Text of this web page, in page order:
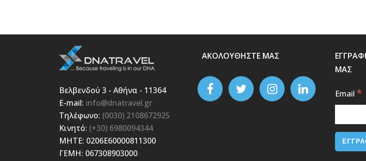
Βελβενδού 3 - Αθήνα - 11364
E-mail: info@dnatravel.gr
Τηλέφωνο: (0030) 2108672925
Κινητό: (+30) 6980094344
ΜΗΤΕ: 0206E60000811300
ΓΕΜΗ: 067308903000
ΑΚΟΛΟΥΘΗΣΤΕ ΜΑΣ
ΜΑΣ
Email *